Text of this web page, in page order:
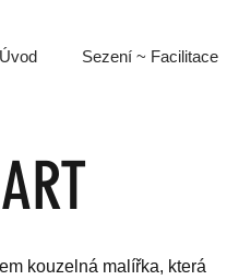
Úvod Sezení ~ Facilitace
kouzelná malířka, která